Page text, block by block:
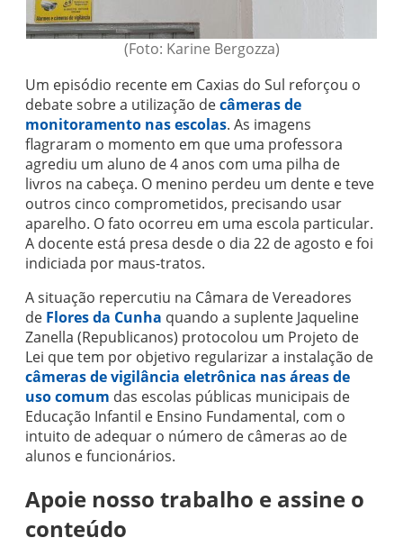
(Foto: Karine Bergozza)
Um episódio recente em Caxias do Sul reforçou o
debate sobre a utilização decâmeras de
monitoramento nas escolas. As imagens
flagraram o momento em que uma professora
agrediu um aluno de 4 anos com uma pilha de
livros na cabeça. O menino perdeu um dente e teve
outros cinco comprometidos, precisando usar
aparelho. O fato ocorreu em uma escola particular.
A docente está presa desde o dia 22 de agosto e foi
indiciada por maus-tratos.
A situação repercutiu na Câmara de Vereadores
de Flores da Cunha quando a suplente Jaqueline
Zanella (Republicanos) protocolou um Projeto de
Lei que tem por objetivo regularizar a instalação de
câmeras de vigilância eletrônica nas áreas de
uso comum das escolas públicas municipais de
Educação Infantil e Ensino Fundamental, com o
intuito de adequar o número de câmeras ao de
alunos e funcionários.
Apoie nosso trabalho e assine o
conteúdo